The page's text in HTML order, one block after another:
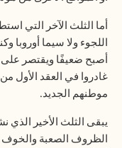
أما الثلث الآخر التي
اللجوء ولا سيما أوروبا
أصبح ضعيفًا ويقتصر على
غادروا في العقد الأول
موطنهم الجديد.
يبقى الثلث الأخير
الظروف الصعبة والخوف